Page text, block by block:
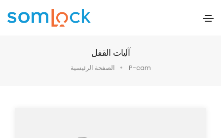
آليات القفل
الصفحة الرئيسية P-cam